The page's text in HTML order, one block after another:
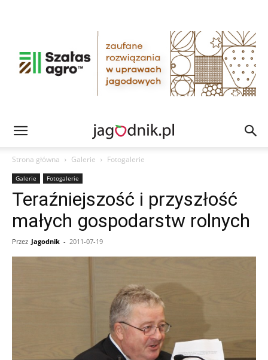
Strona główna Galerie Fotogalerie
Galerie Fotogalerie
Teraźniejszość i przyszłość
małych gospodarstw rolnych
Przez Jagodnik - 2011-07-19